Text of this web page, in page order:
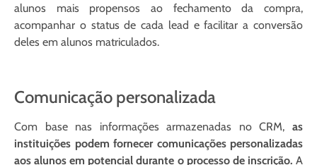
alunos mais propensos ao fechamento da compra,
acompanhar o status de cada lead e facilitar a conversão
deles em alunos matriculados.
Comunicação personalizada
Com base nas informações armazenadas no CRM, as
instituições podem fornecer comunicações personalizadas
aos alunos em potencial durante o processo de inscrição. A